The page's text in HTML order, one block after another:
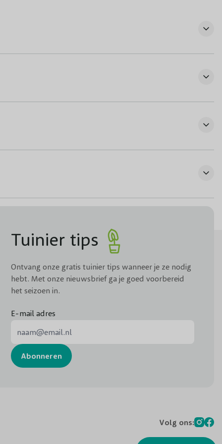
Tuinier tips
Ontvang onze gratis tuinier tips wanneer je ze nodig
hebt. Met onze nieuwsbrief ga je goed voorbereid
het seizoen in.
E-mail adres
Abonneren
Volg ons: